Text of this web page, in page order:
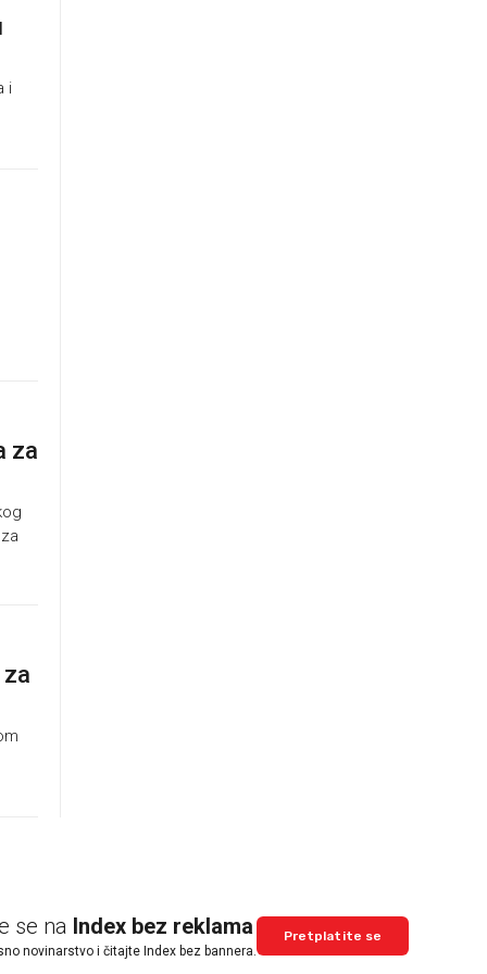
i
za
se na Index bez reklama
novinarstvo i čitajte Index bez bannera.
Pretplatite se